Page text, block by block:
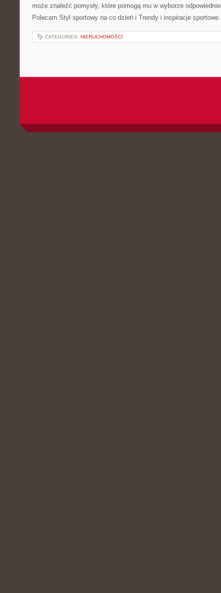
może znaleźć pomysły, które pomogą mu w wyborze
Polecam Styl sportowy na co dzień i Trendy i inspiracje
CATEGORIES: NIERUCHOMOŚCI